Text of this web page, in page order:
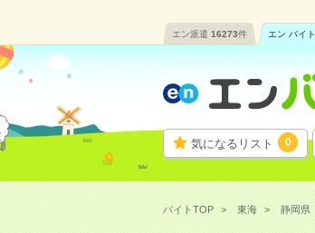
エン派遣 16273件 エン バイト
気になるリスト 0
バイトTOP 東海 静岡県